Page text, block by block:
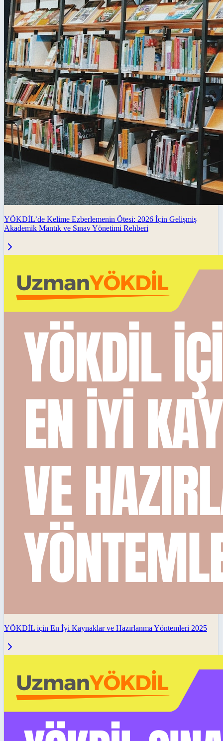
YÖKDİL’de Kelime Ezberlemenin Ötesi: 2026 İçin Gelişmiş
Akademik Mantık ve Sınav Yönetimi Rehberi
YÖKDİL için En İyi Kaynaklar ve Hazırlanma Yöntemleri 2025